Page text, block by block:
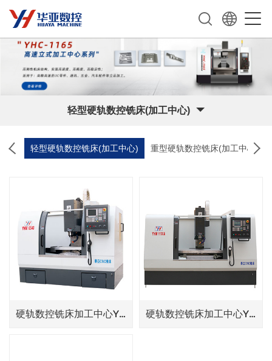
轻型硬轨数控铣床(加工中心)
心 轻型硬轨数控铣床(加工中心) 重型硬轨数控铣床(加工中心)
硬轨数控铣床加工中心YHM(C)6540 硬轨数控铣床加工中心YHM(C)1100A